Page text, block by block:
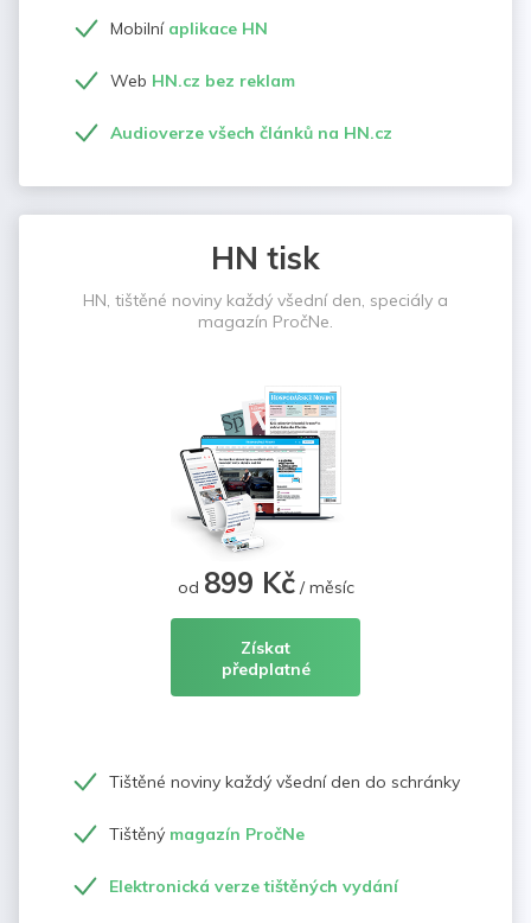
Mobilní aplikace HN
Web HN.cz bez reklam
Audioverze všech článků na HN.cz
HN tisk
HN, tištěné noviny každý všední den, speciály a
magazín PročNe.
od 899 Kč/ měsíc
Získat
předplatné
Tištěné noviny každý všední den do schránky
Tištěný magazín PročNe
Elektronická verze tištěných vydání